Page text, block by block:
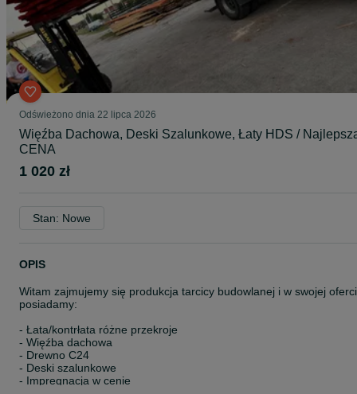
Odświeżono dnia 22 lipca 2026
Więźba Dachowa, Deski Szalunkowe, Łaty HDS /
CENA
1 020 zł
Stan: Nowe
OPIS
Witam zajmujemy się produkcja tarcicy budowlanej i w swojej
posiadamy:
- Łata/kontrłata różne przekroje
- Więźba dachowa
- Drewno C24
- Deski szalunkowe
- Impregnacja w cenie